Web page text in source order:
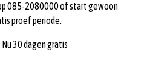
085-2080000of start gewoon
proef periode.
30 dagen gratis